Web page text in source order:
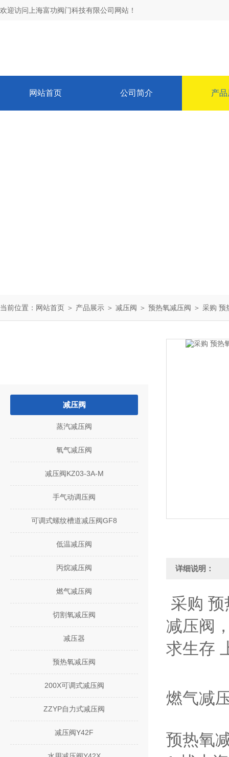
欢迎访问上海富功阀门科技有限公司网站！
网站首页 公司简介 产
当前位置： 网站首页 ＞ 产品展示 ＞ 减压阀 ＞ 预热氧减压阀 ＞ 采购
减压阀
蒸汽减压阀
氧气减压阀
减压阀KZ03-3A-M
手气动调压阀
可调式螺纹槽道减压阀GF8
低温减压阀
丙烷减压阀
燃气减压阀
切割氧减压阀
减压器
预热氧减压阀
200X可调式减压阀
ZZYP自力式减压阀
减压阀Y42F
详细说明：
采购
减压阀
求生存
燃气减
预热氧